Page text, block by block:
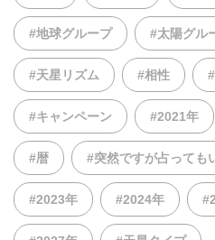
#地球グループ #太陽グル
#天星リズム #相性
#キャンペーン #2021年
#暦 #突然ですが占っても
#2023年 #2024年